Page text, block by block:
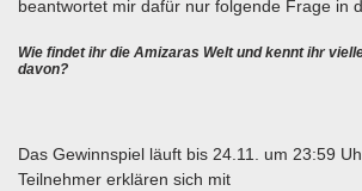
beantwortet mir dafür nur folgende Frage in
Wie findet ihr die Amizaras Welt und kennt ihr
davon?
Das Gewinnspiel läuft bis 24.11. um 23:59
Teilnehmer erklären sich mit